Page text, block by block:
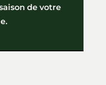
de votre